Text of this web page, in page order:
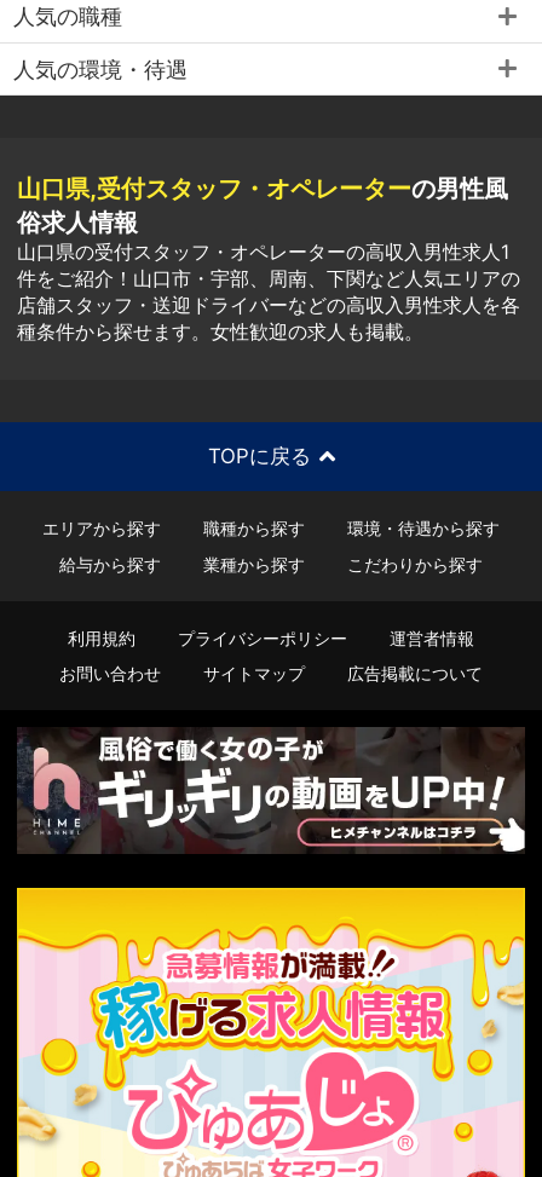
人気の職種
人気の環境・待遇
山口県,受付スタッフ・オペレーターの男性風
俗求人情報
山口県の受付スタッフ・オペレーターの高収入男性求人1
件をご紹介！山口市・宇部、周南、下関など人気エリアの
店舗スタッフ・送迎ドライバーなどの高収入男性求人を各
種条件から探せます。女性歓迎の求人も掲載。
TOPに戻る
エリアから探す 職種から探す
環境・待遇から探す
給与から探す
業種から探す こだわりから探す
利用規約 プライバシーポリシー
運営者情報
お問い合わせ
サイトマップ 広告掲載について